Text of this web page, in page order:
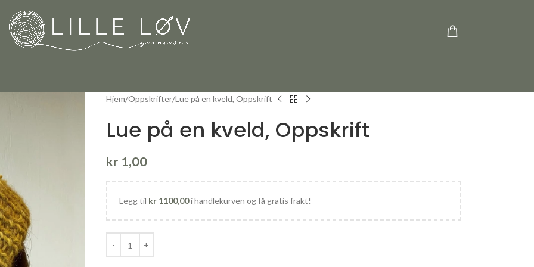
Hjem Oppskrifter Lue på en kveld, Oppskrift
Lue på en kveld, Oppskrift
kr 1,00
Legg til kr1100,00i handlekurven og få gratis frakt!